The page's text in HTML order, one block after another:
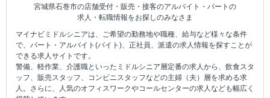
宮城県石巻市の店舗受付・販売・接客のアルバイト・パートの
求人・転職情報をお探しのみなさま
マイナビミドルシニアは、ご希望の勤務地や職種、給与など様々な条件
で、パート・アルバイト(バイト)、正社員、派遣の求人情報を探すことが
できる求人サイトです。
警備、軽作業、介護職といったミドルシニア層定番の求人から、飲食スタ
ッフ、販売スタッフ、コンビニスタッフなどの主婦（夫）層を求める求
人。さらに、人気のオフィスワークやコールセンターの求人なども幅広く